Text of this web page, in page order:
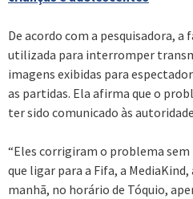
De acordo com a pesquisadora,
utilizada para interromper
imagens exibidas para
as partidas. Ela afirma que o
ter sido comunicado às
“Eles corrigiram o problema sem
que ligar para a Fifa, a MediaKind,
manhã, no horário de Tóquio,